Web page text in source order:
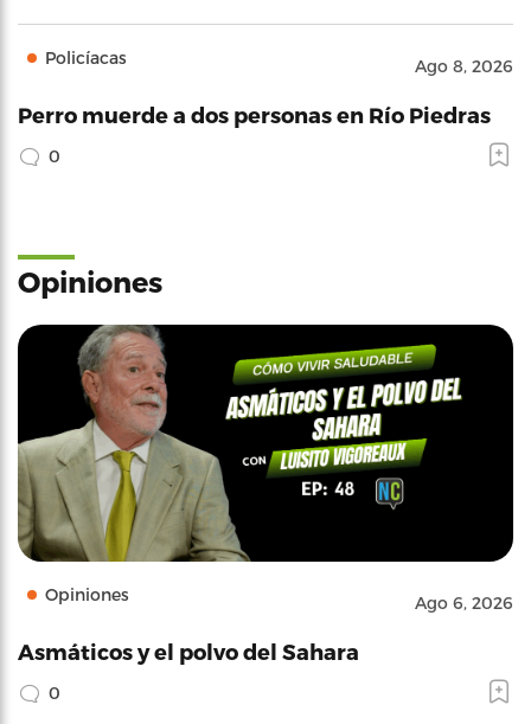
Policíacas Ago 8, 2026
Perro muerde a dos personas en Río Piedras
0
Opiniones
Opiniones Ago 6, 2026
Asmáticos y el polvo del Sahara
0